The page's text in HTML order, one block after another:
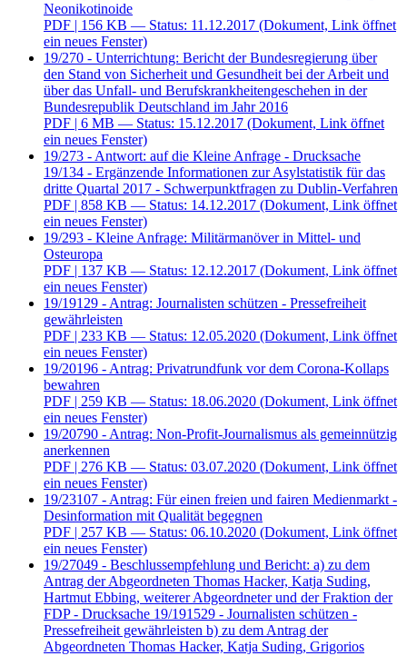
Neonikotinoide
PDF | 156 KB — Status: 11.12.2017 (Dokument, Link öffnet
ein neues Fenster)
19/270 - Unterrichtung: Bericht der Bundesregierung über
den Stand von Sicherheit und Gesundheit bei der Arbeit und
über das Unfall- und Berufskrankheitengeschehen in der
Bundesrepublik Deutschland im Jahr 2016
PDF | 6 MB — Status: 15.12.2017 (Dokument, Link öffnet
ein neues Fenster)
19/273 - Antwort: auf die Kleine Anfrage - Drucksache
19/134 - Ergänzende Informationen zur Asylstatistik für das
dritte Quartal 2017 - Schwerpunktfragen zu Dublin-Verfahren
PDF | 858 KB — Status: 14.12.2017 (Dokument, Link öffnet
ein neues Fenster)
19/293 - Kleine Anfrage: Militärmanöver in Mittel- und
Osteuropa
PDF | 137 KB — Status: 12.12.2017 (Dokument, Link öffnet
ein neues Fenster)
19/19129 - Antrag: Journalisten schützen - Pressefreiheit
gewährleisten
PDF | 233 KB — Status: 12.05.2020 (Dokument, Link öffnet
ein neues Fenster)
19/20196 - Antrag: Privatrundfunk vor dem Corona-Kollaps
bewahren
PDF | 259 KB — Status: 18.06.2020 (Dokument, Link öffnet
ein neues Fenster)
19/20790 - Antrag: Non-Profit-Journalismus als gemeinnützig
anerkennen
PDF | 276 KB — Status: 03.07.2020 (Dokument, Link öffnet
ein neues Fenster)
19/23107 - Antrag: Für einen freien und fairen Medienmarkt -
Desinformation mit Qualität begegnen
PDF | 257 KB — Status: 06.10.2020 (Dokument, Link öffnet
ein neues Fenster)
19/27049 - Beschlussempfehlung und Bericht: a) zu dem
Antrag der Abgeordneten Thomas Hacker, Katja Suding,
Hartmut Ebbing, weiterer Abgeordneter und der Fraktion der
FDP - Drucksache 19/191529 - Journalisten schützen -
Pressefreiheit gewährleisten b) zu dem Antrag der
Abgeordneten Thomas Hacker, Katja Suding, Grigorios